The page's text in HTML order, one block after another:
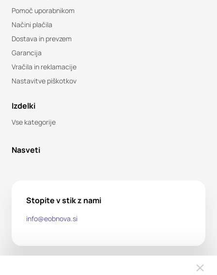
Pomoč uporabnikom
Načini plačila
Dostava in prevzem
Garancija
Vračila in reklamacije
Nastavitve piškotkov
Izdelki
Vse kategorije
Nasveti
Stopite v stik z nami
info@eobnova.si